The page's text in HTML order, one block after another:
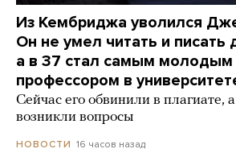
Из Кембриджа уволился
Он не умел читать и писать
а в 37 стал самым
профессором в
Сейчас его обвинили в плагиате,
возникли вопросы
НОВОСТИ 16 часов назад